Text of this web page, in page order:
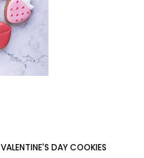
VALENTINE'S DAY COOKIES